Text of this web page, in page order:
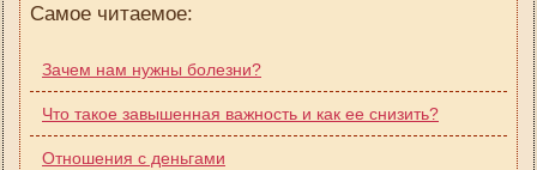
Самое читаемое:
Зачем нам нужны болезни?
Что такое завышенная важность и как ее снизить?
Отношения с деньгами